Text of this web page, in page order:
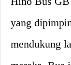
yang
mendukung